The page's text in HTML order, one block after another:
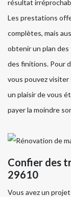
résultat
Les prestations
complètes, mais
obtenir un plan des
des finitions. Pour
vous pouvez visiter
un plaisir de vous
payer la moindre
Confier des
29610
Vous avez un